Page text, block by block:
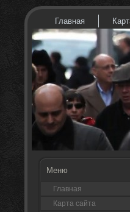
Главная
Меню
Главная
Карта сайта